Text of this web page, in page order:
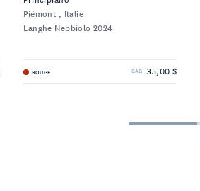
Piémont , Italie
Langhe Nebbiolo 2024
ROUGE SAQ 35,00 $